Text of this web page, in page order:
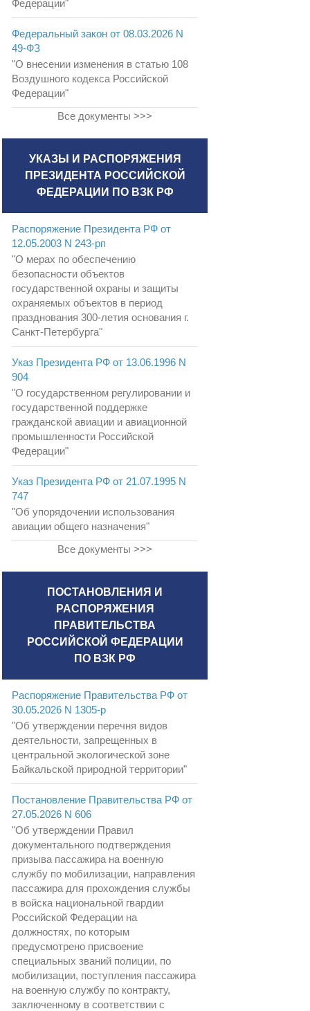
Федерации"
Федеральный закон от 08.03.2026 N
49-ФЗ
"О внесении изменения в статью 108
Воздушного кодекса Российской
Федерации"
Все документы >>>
УКАЗЫ И РАСПОРЯЖЕНИЯ
ПРЕЗИДЕНТА РОССИЙСКОЙ
ФЕДЕРАЦИИ ПО ВЗК РФ
Распоряжение Президента РФ от
12.05.2003 N 243-рп
"О мерах по обеспечению
безопасности объектов
государственной охраны и защиты
охраняемых объектов в период
празднования 300-летия основания г.
Санкт-Петербурга"
Указ Президента РФ от 13.06.1996 N
904
"О государственном регулировании и
государственной поддержке
гражданской авиации и авиационной
промышленности Российской
Федерации"
Указ Президента РФ от 21.07.1995 N
747
"Об упорядочении использования
авиации общего назначения"
Все документы >>>
ПОСТАНОВЛЕНИЯ И
РАСПОРЯЖЕНИЯ
ПРАВИТЕЛЬСТВА
РОССИЙСКОЙ ФЕДЕРАЦИИ
ПО ВЗК РФ
Распоряжение Правительства РФ от
30.05.2026 N 1305-р
"Об утверждении перечня видов
деятельности, запрещенных в
центральной экологической зоне
Байкальской природной территории"
Постановление Правительства РФ от
27.05.2026 N 606
"Об утверждении Правил
документального подтверждения
призыва пассажира на военную
службу по мобилизации, направления
пассажира для прохождения службы
в войска национальной гвардии
Российской Федерации на
должностях, по которым
предусмотрено присвоение
специальных званий полиции, по
мобилизации, поступления пассажира
на военную службу по контракту,
заключенному в соответствии с